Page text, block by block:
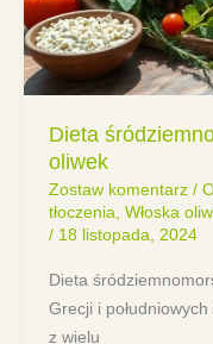
Dieta
oliwek
Zostaw komentarz /
tłoczenia, Włoska
/ 18 listopada, 2024
Dieta
Grecji i
z wielu